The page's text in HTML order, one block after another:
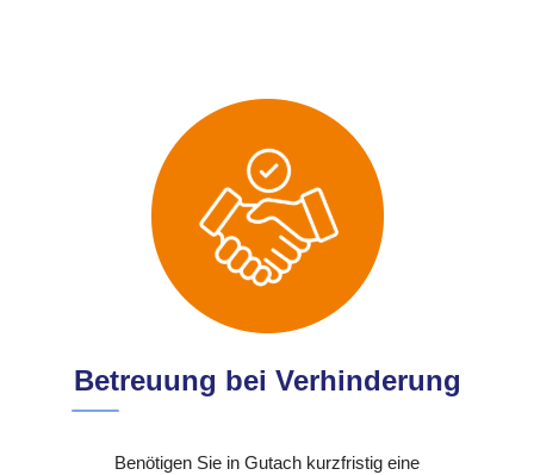
Betreuung bei Verhinderung
Benötigen Sie in Gutach kurzfristig eine